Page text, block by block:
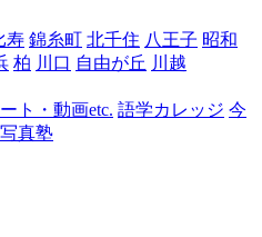
寿 錦糸町 北千住 八王子 昭和
柏 川口 自由が丘 川越
ト・動画etc. 語学カレッジ 今
真塾